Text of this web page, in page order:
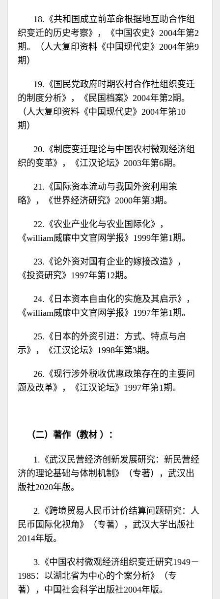
18.《共和国成立前革命根据地互助合作组
织变迁的历史考察》，《中国农史》2004年第2
期。（人大复印资料《中国现代史》2004年第9
期）
19.《国民党政府时期农村合作社组织变迁
的制度分析》，《民国档案》2004年第2期。
（人大复印资料《中国现代史》2004年第10
期）
20.《制度变迁理论与中国农村微观经济组
织的变革》，《江汉论坛》2003年第6期。
21.《国际资本流动与我国外资利用策
略》，《世界经济研究》2000年第3期。
22.《农业产业化与农业国际化》，
《william威廉中文官网学报》1999年第1期。
23.《论外资对国有企业的嫁接改造》，
《投资研究》1997年第12期。
24.《日本资本自由化的实施及其启示》，
《william威廉中文官网学报》1997年第1期。
25.《日本的外资引进：方式、特点与启
示》，《江汉论坛》1998年第3期。
26.《现行涉外税收优惠政策存在的主要问
题及改革》，《江汉论坛》1997年第1期。
（二）著作（教材 ）：
1.《武汉民营经济创新发展研究：新民营经
济的理论基础与体制机制》（专著），武汉出
版社2020年版。
2.《跨境贸易人民币计价结算问题研究：人
民币国际化视角》（专著），武汉大学出版社
2014年版。
3.《中国农村微观经济组织变迁研究1949－
1985：以湖北省为中心的个案分析》（专
著），中国社会科学出版社2004年版。